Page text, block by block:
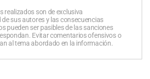
realizados son de exclusiva
sus autores y las consecuencias
pueden ser pasibles de las sanciones
Evitar comentarios ofensivos o
al tema abordado en la información.